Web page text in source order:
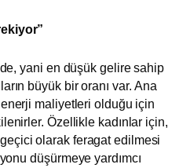
yani en düşük gelire sahip
büyük bir oranı var. Ana
maliyetleri olduğu için
Özellikle kadınlar için,
olarak feragat edilmesi
düşürmeye yardımcı